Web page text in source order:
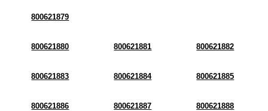
800621879
800621880 800621881 800621882
800621883 800621884 800621885
800621886 800621887 800621888